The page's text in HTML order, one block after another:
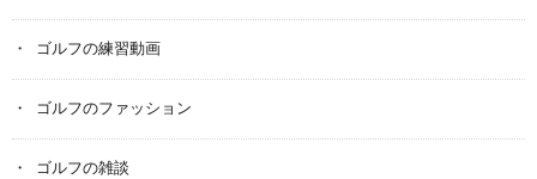
ゴルフの練習動画
ゴルフのファッション
ゴルフの雑談